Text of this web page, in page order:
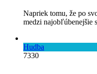
Napriek tomu, že po
medzi najobľúbenejšie
Hudba
7330